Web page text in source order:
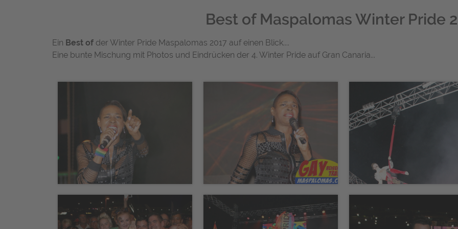
Best of Maspalomas Winter Pride
Ein Best of der Winter Pride Maspalomas 2017 auf einen Blick....
Eine bunte Mischung mit Photos und Eindrücken der 4. Winter Pride auf Gran Canaria...